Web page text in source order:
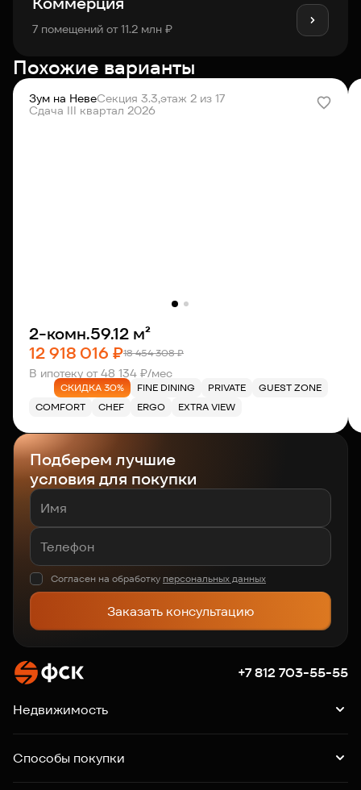
7 помещений от 11.2 млн ₽
Похожие варианты
Зум на НевеСекция 3.3,этаж 2 из 17
Сдача III квартал 2026
2-комн.59.12 м²
12 918 016 ₽18 454 308 ₽
В ипотеку от 48 134 ₽/мес
СКИДКА 30% FINE DINING PRIVATE
GUEST ZONE
COMFORT
CHEF ERGO EXTRA VIEW
Подберем лучшие
условия для покупки
Согласен на обработку персональных данных
Заказать консультацию
+7 812 703-55-55
Недвижимость
Квартиры
Машино-места
Коммерция
Способы покупки
Ипотека